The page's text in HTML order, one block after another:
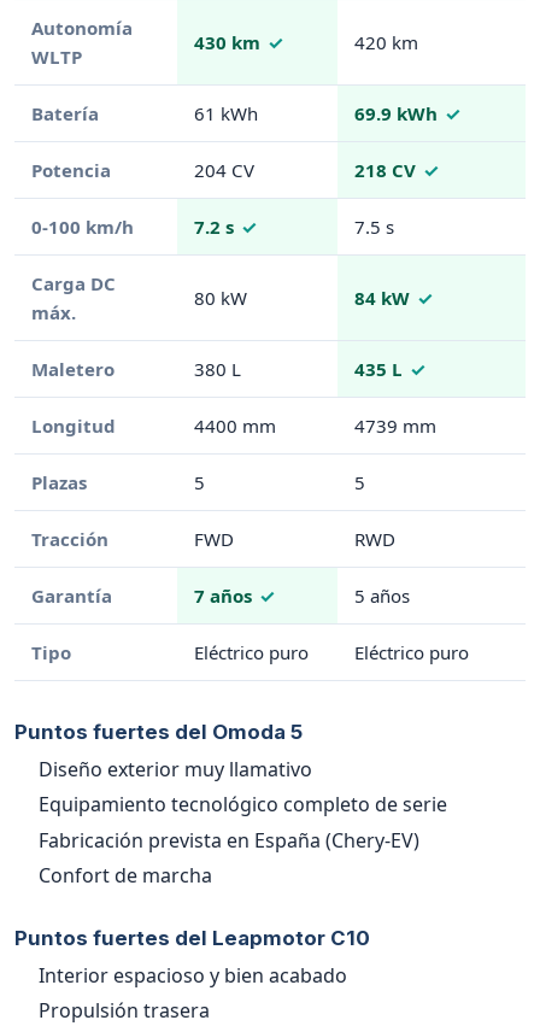
Autonomía
WLTP
430 km 420 km
Batería 61 kWh 69.9 kWh
Potencia 204 CV 218 CV
0-100 km/h 7.2 s 7.5 s
Carga DC
máx.
80 kW 84 kW
Maletero 380 L 435 L
Longitud 4400 mm 4739 mm
Plazas 5 5
Tracción FWD RWD
Garantía 7 años 5 años
Tipo Eléctrico puro Eléctrico puro
Puntos fuertes del Omoda 5
Diseño exterior muy llamativo
Equipamiento tecnológico completo de serie
Fabricación prevista en España (Chery-EV)
Confort de marcha
Puntos fuertes del Leapmotor C10
Interior espacioso y bien acabado
Propulsión trasera